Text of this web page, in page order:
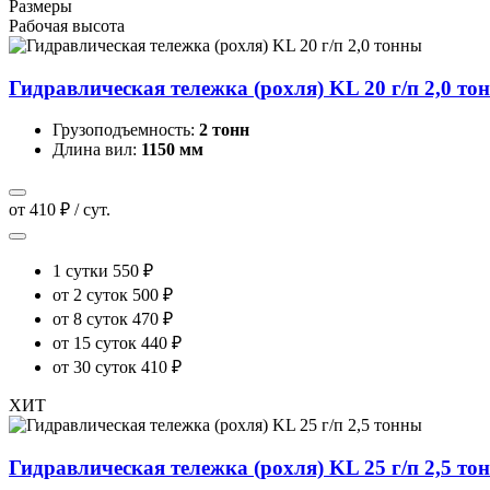
Размеры
Рабочая высота
Гидравлическая тележка (рохля) KL 20 г/п 2,0
Грузоподъемность: 2 тонн
Длина вил: 1150 мм
от 410 ₽ / сут.
1 сутки 550 ₽
от 2 суток 500 ₽
от 8 суток 470 ₽
от 15 суток 440 ₽
от 30 суток 410 ₽
ХИТ
Гидравлическая тележка (рохля) KL 25 г/п 2,5